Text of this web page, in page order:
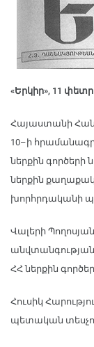
«Երկիր», 11
Հայաստանի
10–ի
ներքին
ներքին
խորհրդականի
Վալերի
ՀՀ ներքին
Հուսիկ
պետական